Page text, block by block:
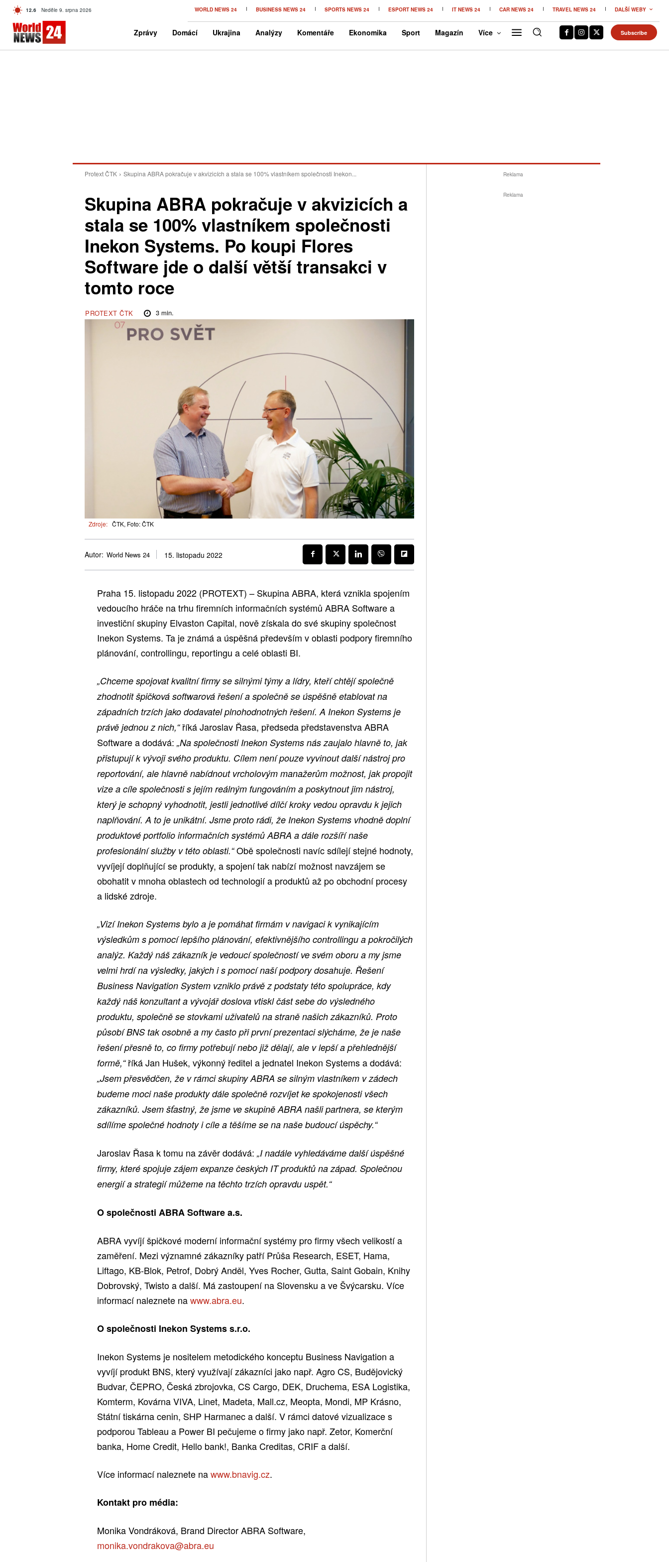
12.6 C Czech
Neděle 9. srpna 2026 WORLD NEWS 24 BUSINESS NEWS 24 SPORTS NEWS 24 ESPORT NEWS 24 IT NEWS 24 CAR NEWS 24 TRAVEL NEWS 24 DALŠÍ WEBY
Zprávy Domácí Ukrajina Analýzy Komentáře Ekonomika Sport Magazín Více Subscribe
Protext ČTK Skupina ABRA pokračuje v akvizicích a stala se 100% vlastníkem společnosti Inekon...
Skupina ABRA pokračuje v akvizicích a
stala se 100% vlastníkem společnosti
Inekon Systems. Po koupi Flores
Software jde o další větší transakci v
tomto roce
PROTEXT ČTK 3min.
Zdroje: ČTK, Foto: ČTK
Autor: World News 24 15. listopadu 2022
Praha 15. listopadu 2022 (PROTEXT) – Skupina ABRA, která vznikla spojením
vedoucího hráče na trhu firemních informačních systémů ABRA Software a
investiční skupiny Elvaston Capital, nově získala do své skupiny společnost
Inekon Systems. Ta je známá a úspěšná především v oblasti podpory firemního
plánování, controllingu, reportingu a celé oblasti BI.
„Chceme spojovat kvalitní firmy se silnými týmy a lídry, kteří chtějí společně
zhodnotit špičková softwarová řešení a společně se úspěšně etablovat na
západních trzích jako dodavatel plnohodnotných řešení. A Inekon Systems je
právě jednou z nich,“říká Jaroslav Řasa, předseda představenstva ABRA
Software a dodává: „Na společnosti Inekon Systems nás zaujalo hlavně to, jak
přistupují k vývoji svého produktu. Cílem není pouze vyvinout další nástroj pro
reportování, ale hlavně nabídnout vrcholovým manažerům možnost, jak propojit
vize a cíle společnosti s jejím reálným fungováním a poskytnout jim nástroj,
který je schopný vyhodnotit, jestli jednotlivé dílčí kroky vedou opravdu k jejich
naplňování. A to je unikátní. Jsme proto rádi, že Inekon Systems vhodně doplní
produktové portfolio informačních systémů ABRA a dále rozšíří naše
profesionální služby v této oblasti.“Obě společnosti navíc sdílejí stejné hodnoty,
vyvíjejí doplňující se produkty, a spojení tak nabízí možnost navzájem se
obohatit v mnoha oblastech od technologií a produktů až po obchodní procesy
a lidské zdroje.
„Vizí Inekon Systems bylo a je pomáhat firmám v navigaci k vynikajícím
výsledkům s pomocí lepšího plánování, efektivnějšího controllingu a pokročilých
analýz. Každý náš zákazník je vedoucí společností ve svém oboru a my jsme
velmi hrdí na výsledky, jakých i s pomocí naší podpory dosahuje. Řešení
Business Navigation System vzniklo právě z podstaty této spolupráce, kdy
každý náš konzultant a vývojář doslova vtiskl část sebe do výsledného
produktu, společně se stovkami uživatelů na straně našich zákazníků. Proto
působí BNS tak osobně a my často při první prezentaci slýcháme, že je naše
řešení přesně to, co firmy potřebují nebo již dělají, ale v lepší a přehlednější
formě,“říká Jan Hušek, výkonný ředitel a jednatel Inekon Systems a dodává:
„Jsem přesvědčen, že v rámci skupiny ABRA se silným vlastníkem v zádech
budeme moci naše produkty dále společně rozvíjet ke spokojenosti všech
zákazníků. Jsem šťastný, že jsme ve skupině ABRA našli partnera, se kterým
sdílíme společné hodnoty i cíle a těšíme se na naše budoucí úspěchy.“
Jaroslav Řasa k tomu na závěr dodává: „I nadále vyhledáváme další úspěšné
firmy, které spojuje zájem expanze českých IT produktů na západ. Společnou
energií a strategií můžeme na těchto trzích opravdu uspět.“
O společnosti ABRA Software a.s.
ABRA vyvíjí špičkové moderní informační systémy pro firmy všech velikostí a
zaměření. Mezi významné zákazníky patří Průša Research, ESET, Hama,
Liftago, KB-Blok, Petrof, Dobrý Anděl, Yves Rocher, Gutta, Saint Gobain, Knihy
Dobrovský, Twisto a další. Má zastoupení na Slovensku a ve Švýcarsku. Více
informací naleznete nawww.abra.eu.
O společnosti Inekon Systems s.r.o.
Inekon Systems je nositelem metodického konceptu Business Navigation a
vyvíjí produkt BNS, který využívají zákazníci jako např. Agro CS, Budějovický
Budvar, ČEPRO, Česká zbrojovka, CS Cargo, DEK, Druchema, ESA Logistika,
Komterm, Kovárna VIVA, Linet, Madeta, Mall.cz, Meopta, Mondi, MP Krásno,
Státní tiskárna cenin, SHP Harmanec a další. V rámci datové vizualizace s
podporou Tableau a Power BI pečujeme o firmy jako např. Zetor, Komerční
banka, Home Credit, Hello bank!, Banka Creditas, CRIF a další.
Více informací naleznete nawww.bnavig.cz.
Kontakt pro média:
Monika Vondráková, Brand Director ABRA Software,
monika.vondrakova@abra.eu
Reklama
Reklama